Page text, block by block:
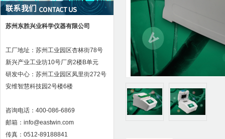
苏州东胜兴业科学仪器有限公司
工厂地址：苏州工业园区杏林街78号
新兴产业工业坊10号厂房2楼B单元
研发中心：苏州工业园区凤里街272号
安维智慧科技园2号楼6楼
咨询电话：400-086-6869
邮箱：info@eastwin.com
传真：0512-89188841